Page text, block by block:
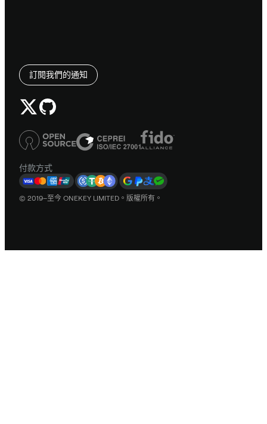
訂閱我們的通知
付款方式
© 2019–至今 ONEKEY LIMITED。版權所有。